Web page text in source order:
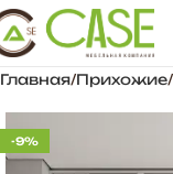
Главная Прихожие
-9%